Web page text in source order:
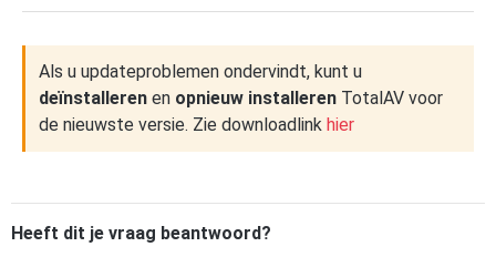
Als u updateproblemen ondervindt, kunt u
deïnstalleren en opnieuw installeren TotalAV voor
de nieuwste versie. Zie downloadlink hier
Heeft dit je vraag beantwoord?